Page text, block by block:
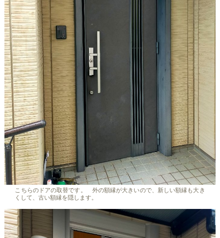
こちらのドアの取替です。 外の額縁が大きいので、新しい額縁も大き
くして、古い額縁を隠します。